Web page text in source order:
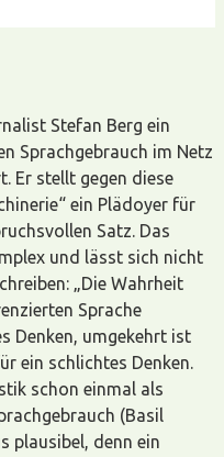
Stefan Berg ein
Sprachgebrauch im Netz
Er stellt gegen diese
ein Plädoyer für
Satz. Das
und lässt sich nicht
„Die Wahrheit
Sprache
Denken, umgekehrt ist
ein schlichtes Denken.
schon einmal als
(Basil
plausibel, denn ein